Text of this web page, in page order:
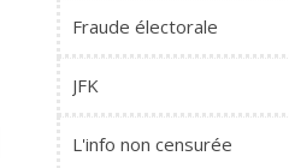
Fraude électorale
JFK
L'info non censurée